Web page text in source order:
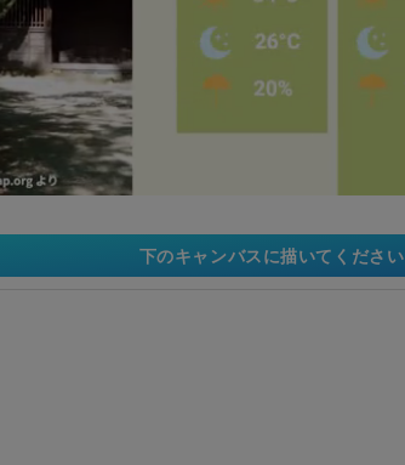
下のキャンバスに描いてください